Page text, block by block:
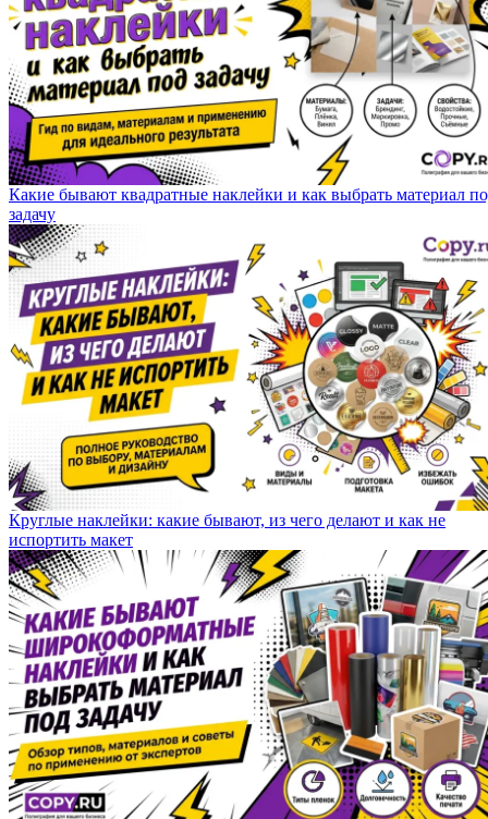
Какие бывают квадратные наклейки и как выбрать материал
задачу
Круглые наклейки: какие бывают, из чего делают и как не
испортить макет